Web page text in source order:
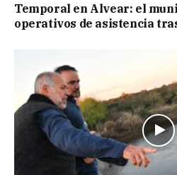
Temporal en Alvear: el
operativos de asistencia